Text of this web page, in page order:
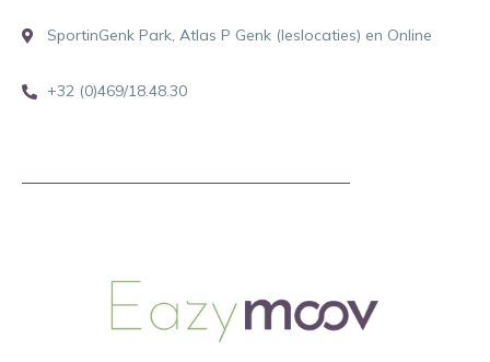
SportinGenk Park, Atlas P Genk (leslocaties) en Online
+32 (0)469/18.48.30